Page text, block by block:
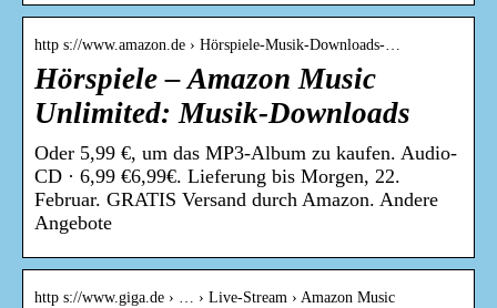
http s://www.amazon.de › Hörspiele-Musik-Downloads-…
Hörspiele – Amazon Music
Unlimited: Musik-Downloads
Oder 5,99 €, um das MP3-Album zu kaufen. Audio-
CD · 6,99 €6,99€. Lieferung bis Morgen, 22.
Februar. GRATIS Versand durch Amazon. Andere
Angebote
http s://www.giga.de › … › Live-Stream › Amazon Music